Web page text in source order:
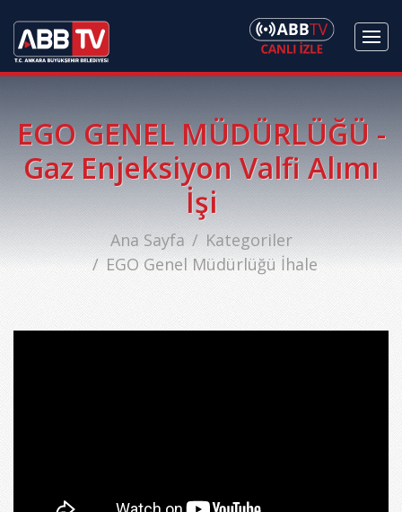
EGO GENEL MÜDÜRLÜĞÜ -
Gaz Enjeksiyon Valfi Alımı
İşi
Ana Sayfa
Kategoriler
EGO Genel Müdürlüğü İhale